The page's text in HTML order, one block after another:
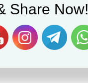
Share Now!
ID